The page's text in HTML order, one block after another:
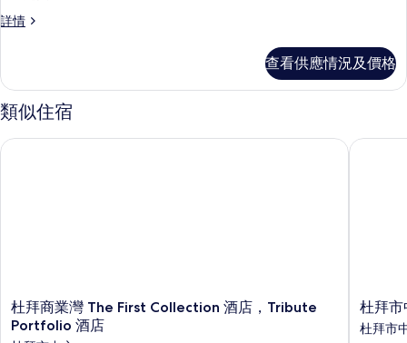
Lounge
相
片
詳情
套
Lounge
Access)
詳
查看供應情況及價格
類似住宿
杜
拜
商
杜拜商業灣 The First Collection 酒店，Tribute
Portfolio 酒店
杜拜商業灣 The First Collection 酒店，Tribute Portfolio 酒店
杜
拜
市
杜拜市
杜拜市
杜拜市